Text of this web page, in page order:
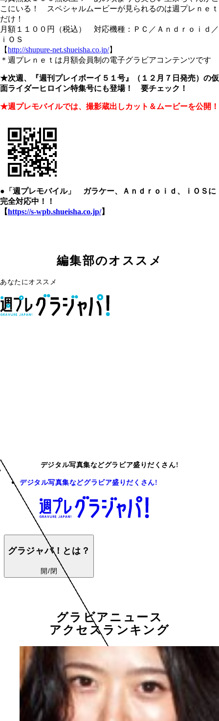
こにいる！ スペシャルムービーが見られるのは週プレｎｅｔ
だけ！
月額１１００円（税込） 対応機種：ＰＣ／Ａｎｄｒｏｉｄ／
ｉＯＳ
【http://shupure-net.shueisha.co.jp/】
＊週プレｎｅｔは月額会員制の電子グラビアコンテンツです
★次週、『週刊プレイボーイ５１号』（１２月７日発売）の仮
面ライダーヒロイン特集号にも登場！ 要チェック！
★週プレモバイルでは、撮影蔵出しカット＆ムービーを公開！
●「週プレモバイル」 ガラケー、Ａｎｄｒｏｉｄ、ｉＯＳに
完全対応中！！
【https://s-wpb.shueisha.co.jp/】
編集部のオススメ
あなたにオススメ
デジタル写真集などグラビア盛りだくさん!
デジタル写真集などグラビア盛りだくさん!
グラジャパ！とは？
開/閉
グラビアニュース
アクセスランキング